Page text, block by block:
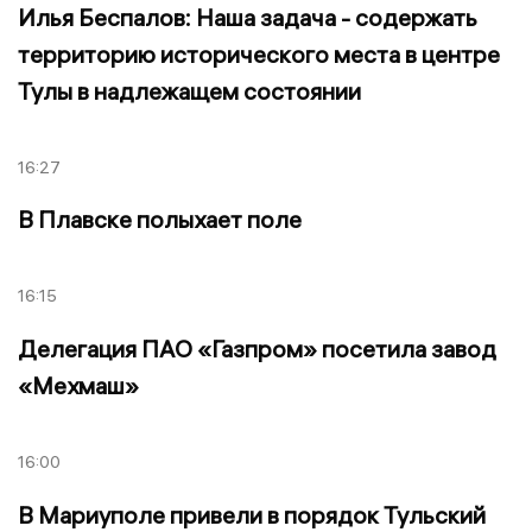
Илья Беспалов: Наша задача - содержать
территорию исторического места в центре
Тулы в надлежащем состоянии
16:27
В Плавске полыхает поле
16:15
Делегация ПАО «Газпром» посетила завод
«Мехмаш»
16:00
В Мариуполе привели в порядок Тульский